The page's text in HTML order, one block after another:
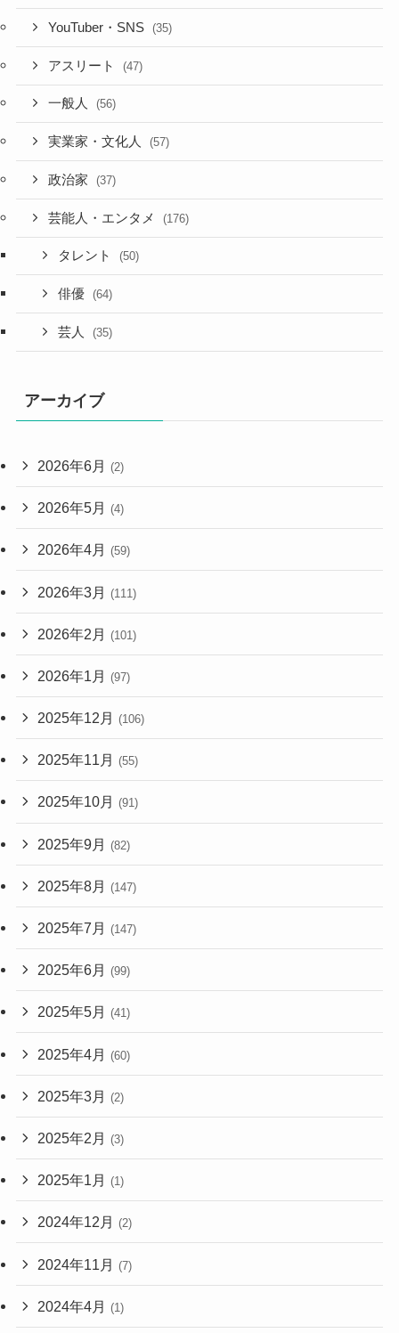
YouTuber・SNS (35)
アスリート (47)
一般人 (56)
実業家・文化人 (57)
政治家 (37)
芸能人・エンタメ (176)
タレント (50)
俳優 (64)
芸人 (35)
アーカイブ
2026年6月 (2)
2026年5月 (4)
2026年4月 (59)
2026年3月 (111)
2026年2月 (101)
2026年1月 (97)
2025年12月 (106)
2025年11月 (55)
2025年10月 (91)
2025年9月 (82)
2025年8月 (147)
2025年7月 (147)
2025年6月 (99)
2025年5月 (41)
2025年4月 (60)
2025年3月 (2)
2025年2月 (3)
2025年1月 (1)
2024年12月 (2)
2024年11月 (7)
2024年4月 (1)